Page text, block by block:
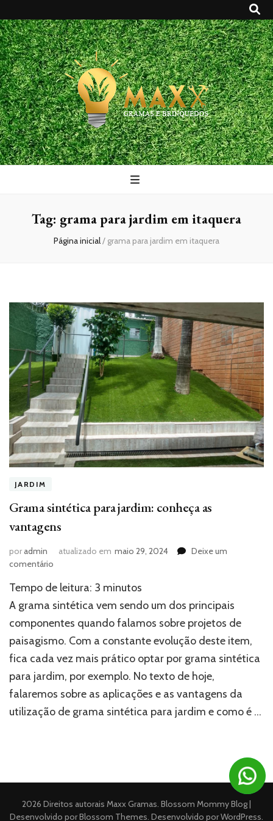
Maxx Gramas
Blog
Tag: grama para jardim em itaquera
Página inicial/ grama para jardim em itaquera
JARDIM
Grama sintética para jardim: conheça as
vantagens
poradmin atualizado em maio 29, 2024
Deixe um
comentário
sintética
para
conheça
as
Tempo de leitura: 3 minutos
A grama sintética vem sendo um dos principais
componentes quando falamos sobre projetos de
paisagismo. Com a constante evolução deste item,
fica cada vez mais prático optar por grama sintética
para jardim, por exemplo. No texto de hoje,
falaremos sobre as aplicações e as vantagens da
utilização de grama sintética para jardim e como é …
2026 Direitos autorais Maxx Gramas. Blossom Mommy Blog |
Desenvolvido porBlossom Themes. Desenvolvido porWordPress.